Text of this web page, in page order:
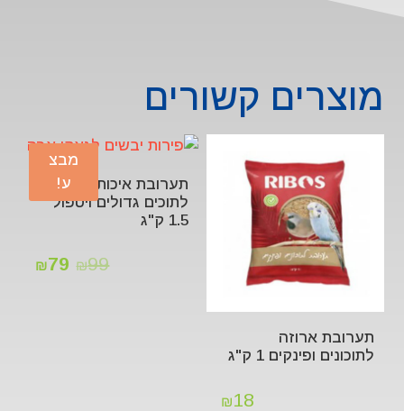
מוצרים קשורים
תערובת ארוזה
לתוכונים ופינקים 1 ק"ג
₪18
מבצ
ע!
תערובת איכותית
לתוכים גדולים ויטפול
1.5 ק"ג
₪99
₪79